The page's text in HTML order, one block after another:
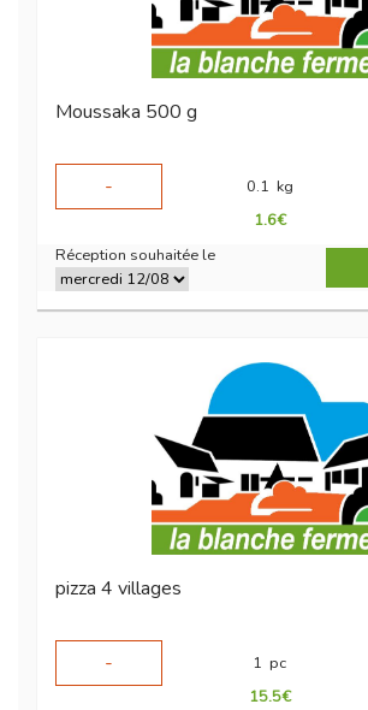
Moussaka 500 g
-
0.1 kg
1.6€
Réception souhaitée le
pizza 4 villages
-
1 pc
15.5€